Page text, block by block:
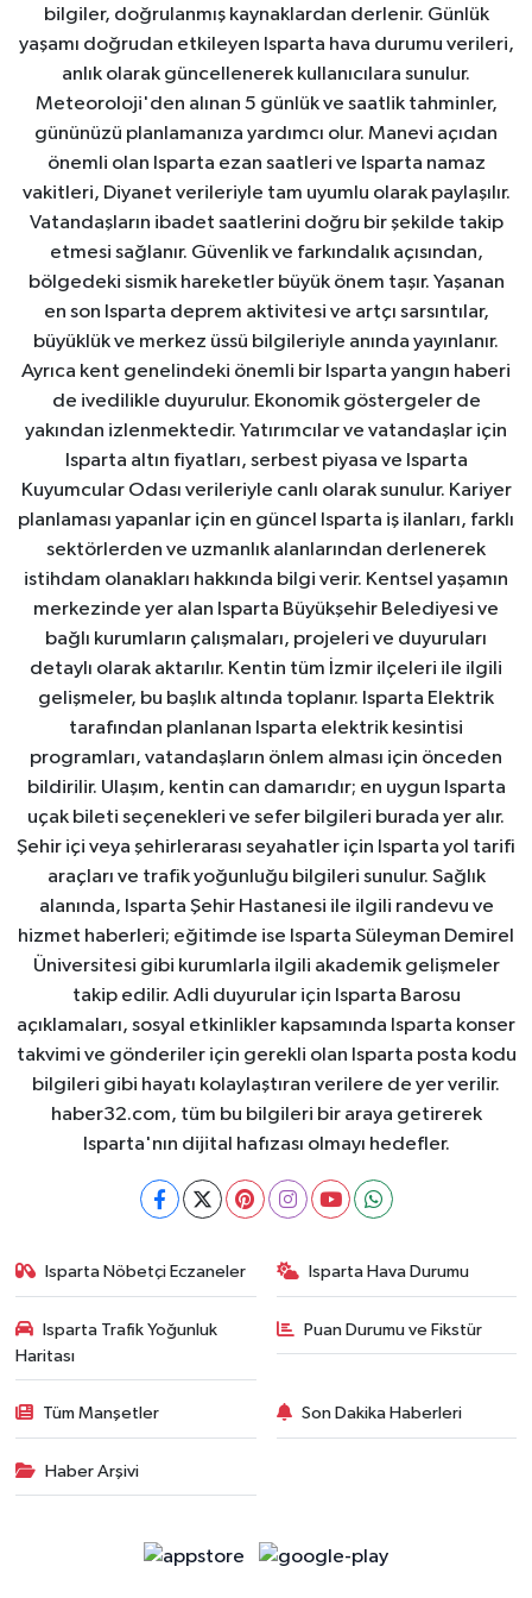
bilgiler, doğrulanmış kaynaklardan derlenir. Günlük
yaşamı doğrudan etkileyen Isparta hava durumu verileri,
anlık olarak güncellenerek kullanıcılara sunulur.
Meteoroloji'den alınan 5 günlük ve saatlik tahminler,
gününüzü planlamanıza yardımcı olur. Manevi açıdan
önemli olan Isparta ezan saatleri ve Isparta namaz
vakitleri, Diyanet verileriyle tam uyumlu olarak paylaşılır.
Vatandaşların ibadet saatlerini doğru bir şekilde takip
etmesi sağlanır. Güvenlik ve farkındalık açısından,
bölgedeki sismik hareketler büyük önem taşır. Yaşanan
en son Isparta deprem aktivitesi ve artçı sarsıntılar,
büyüklük ve merkez üssü bilgileriyle anında yayınlanır.
Ayrıca kent genelindeki önemli bir Isparta yangın haberi
de ivedilikle duyurulur. Ekonomik göstergeler de
yakından izlenmektedir. Yatırımcılar ve vatandaşlar için
Isparta altın fiyatları, serbest piyasa ve Isparta
Kuyumcular Odası verileriyle canlı olarak sunulur. Kariyer
planlaması yapanlar için en güncel Isparta iş ilanları, farklı
sektörlerden ve uzmanlık alanlarından derlenerek
istihdam olanakları hakkında bilgi verir. Kentsel yaşamın
merkezinde yer alan Isparta Büyükşehir Belediyesi ve
bağlı kurumların çalışmaları, projeleri ve duyuruları
detaylı olarak aktarılır. Kentin tüm İzmir ilçeleri ile ilgili
gelişmeler, bu başlık altında toplanır. Isparta Elektrik
tarafından planlanan Isparta elektrik kesintisi
programları, vatandaşların önlem alması için önceden
bildirilir. Ulaşım, kentin can damarıdır; en uygun Isparta
uçak bileti seçenekleri ve sefer bilgileri burada yer alır.
Şehir içi veya şehirlerarası seyahatler için Isparta yol tarifi
araçları ve trafik yoğunluğu bilgileri sunulur. Sağlık
alanında, Isparta Şehir Hastanesi ile ilgili randevu ve
hizmet haberleri; eğitimde ise Isparta Süleyman Demirel
Üniversitesi gibi kurumlarla ilgili akademik gelişmeler
takip edilir. Adli duyurular için Isparta Barosu
açıklamaları, sosyal etkinlikler kapsamında Isparta konser
takvimi ve gönderiler için gerekli olan Isparta posta kodu
bilgileri gibi hayatı kolaylaştıran verilere de yer verilir.
haber32.com, tüm bu bilgileri bir araya getirerek
Isparta'nın dijital hafızası olmayı hedefler.
Isparta Nöbetçi Eczaneler Isparta Hava Durumu
Isparta Trafik Yoğunluk
Haritası
Puan Durumu ve Fikstür
Tüm Manşetler Son Dakika Haberleri
Haber Arşivi